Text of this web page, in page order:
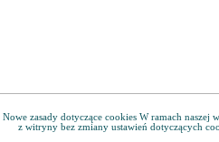
Nowe zasady dotyczące cookies W ramach
z witryny bez zmiany ustawień dotyczących